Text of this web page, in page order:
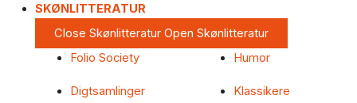
SKØNLITTERATUR
Close Skønlitteratur Open Skønlitteratur
Folio Society
Digtsamlinger
Humor
Klassikere